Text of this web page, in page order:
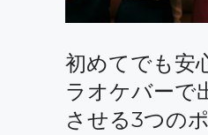
初めてでも安
ラオケバーで
させる3つの